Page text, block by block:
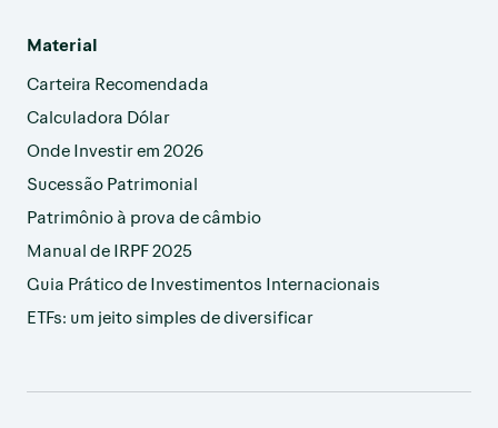
Material
Carteira Recomendada
Calculadora Dólar
Onde Investir em 2026
Sucessão Patrimonial
Patrimônio à prova de câmbio
Manual de IRPF 2025
Guia Prático de Investimentos Internacionais
ETFs: um jeito simples de diversificar